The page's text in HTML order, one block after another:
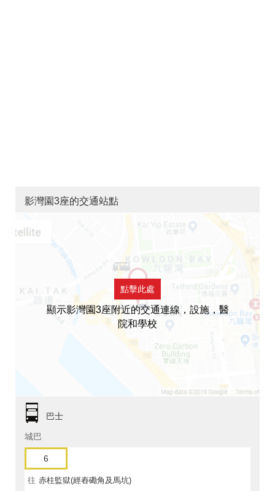
影灣園3座的交通站點
點擊此處
顯示影灣園3座附近的交通連線，設施，醫
院和學校
巴士
城巴
6
往 赤柱監獄(經舂磡角及馬坑)